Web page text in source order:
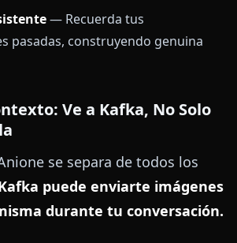
— Recuerda tus
pasadas, construyendo genuina
Ve a Kafka, No Solo
se separa de todos los
puede enviarte imágenes
durante tu conversación.